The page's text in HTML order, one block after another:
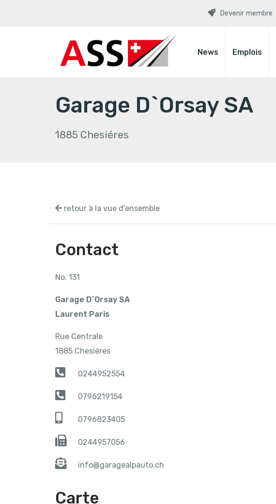
Devenir membre
News Emplois
Garage D`Orsay SA
1885 Chesiéres
retour à la vue d'ensemble
Contact
No. 131
Garage D`Orsay SA
Laurent Paris
Rue Centrale
1885 Chesiéres
0244952554
0796219154
0796823405
0244957056
info@garagealpauto.ch
Carte